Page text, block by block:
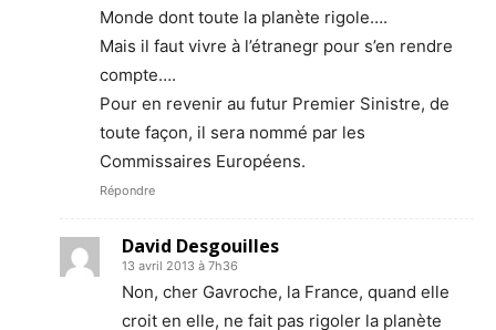
Monde dont toute la planète rigole….
Mais il faut vivre à l’étranegr pour s’en rendre
compte….
Pour en revenir au futur Premier Sinistre, de
toute façon, il sera nommé par les
Commissaires Européens.
Répondre
David Desgouilles
13 avril 2013 à 7h36
Non, cher Gavroche, la France, quand elle
croit en elle, ne fait pas rigoler la planète